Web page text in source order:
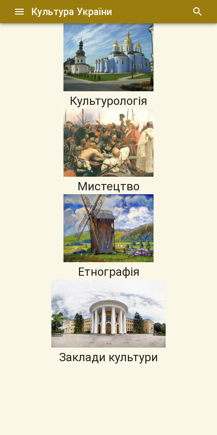
Культура України
Культурологія
Мистецтво
Етнографія
Заклади культури